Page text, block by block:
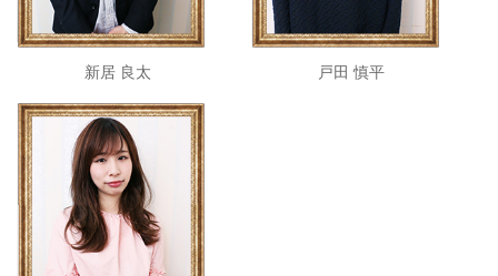
新居 良太 戸田 慎平